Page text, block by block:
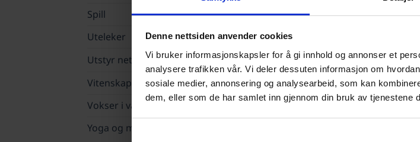
Denne nettsiden anvender cookies
Vi bruker informasjonskapsler for å gi innhold og annonser et
analysere trafikken vår. Vi deler dessuten informasjon om
sosiale medier, annonsering og analysearbeid, som kan
dem, eller som de har samlet inn gjennom din bruk av tjenestene
Spill
Uteleker
Utstyr nettkurs
Vitenskap
Vokser i vann
Yoga og mindfulness
Håndkoker
179kr